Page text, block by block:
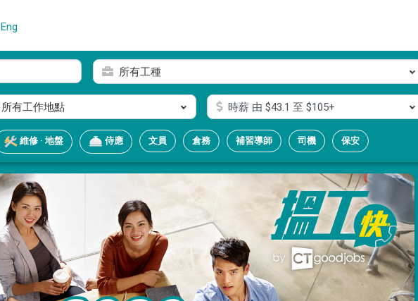
Eng
所有工種
所有工作地點 時薪由 $43.1 至 $105+
維修 · 地盤 侍應 文員 倉務 補習導師 司機 保安